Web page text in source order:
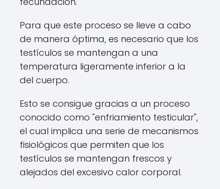
Para que este proceso se lleve a cabo
de manera óptima, es necesario que los
testículos se mantengan a una
temperatura ligeramente inferior a la
del cuerpo.
Esto se consigue gracias a un proceso
conocido como "enfriamiento testicular",
el cual implica una serie de mecanismos
fisiológicos que permiten que los
testículos se mantengan frescos y
alejados del excesivo calor corporal.